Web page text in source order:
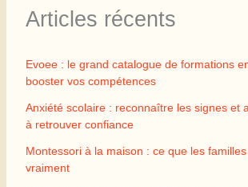
Articles récents
Evoee : le grand catalogue de formations
booster vos compétences
Anxiété scolaire : reconnaître les signes et
à retrouver confiance
Montessori à la maison : ce que les
vraiment